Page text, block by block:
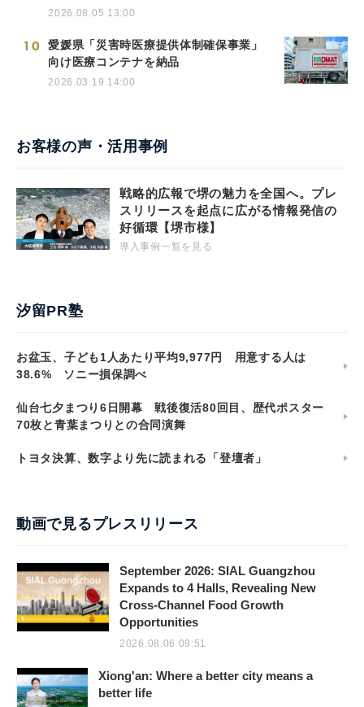
2026.08.05 13:00
10
愛媛県「災害時医療提供体制確保事業」
向け医療コンテナを納品
2026.03.19 14:00
お客様の声・活用事例
戦略的広報で堺の魅力を全国へ。プレ
スリリースを起点に広がる情報発信の
好循環【堺市様】
導入事例一覧を見る
汐留PR塾
お盆玉、子ども1人あたり平均9,977円 用意する人は
38.6% ソニー損保調べ
仙台七夕まつり6日開幕 戦後復活80回目、歴代ポスター
70枚と青葉まつりとの合同演舞
トヨタ決算、数字より先に読まれる「登壇者」
動画で見るプレスリリース
September 2026: SIAL Guangzhou
Expands to 4 Halls, Revealing New
Cross-Channel Food Growth
Opportunities
2026.08.06 09:51
Xiong'an: Where a better city means a
better life